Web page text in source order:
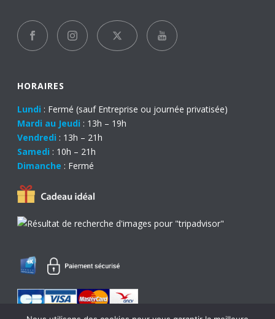
HORAIRES
Lundi : Fermé (sauf Entreprise ou journée privatisée)
Mardi au Jeudi : 13h – 19h
Vendredi : 13h – 21h
Samedi : 10h – 21h
Dimanche : Fermé